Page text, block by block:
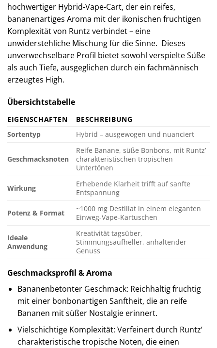
hochwertiger Hybrid-Vape-Cart, der ein reifes,
bananenartiges Aroma mit der ikonischen fruchtigen
Komplexität von Runtz verbindet – eine
unwiderstehliche Mischung für die Sinne. Dieses
unverwechselbare Profil bietet sowohl verspielte Süße
als auch Tiefe, ausgeglichen durch ein fachmännisch
erzeugtes High.
Übersichtstabelle
EIGENSCHAFTEN
BESCHREIBUNG
Sortentyp
Hybrid – ausgewogen und nuanciert
Geschmacksnoten
Reife Banane, süße Bonbons, mit Runtz’
charakteristischen tropischen
Untertönen
Wirkung
Erhebende Klarheit trifft auf sanfte
Entspannung
Potenz & Format
~1000 mg Destillat in einem eleganten
Einweg-Vape-Kartuschen
Ideale
Anwendung
Kreativität tagsüber,
Stimmungsaufheller, anhaltender
Genuss
Geschmacksprofil & Aroma
Bananenbetonter Geschmack: Reichhaltig fruchtig
mit einer bonbonartigen Sanftheit, die an reife
Bananen mit süßer Nostalgie erinnert.
Vielschichtige Komplexität: Verfeinert durch Runtz’
charakteristische tropische Noten, die einen